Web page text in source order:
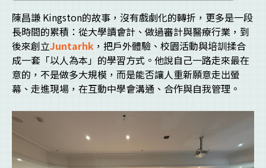
陳昌謙 Kingston的故事，沒有戲劇化的轉折，更多是一段
長時間的累積：從大學讀會計、做過審計與醫療行業，到
後來創立Juntarhk ，把戶外體驗、校園活動與培訓揉合
成一套「以人為本」的學習方式。他說自己一路走來最在
意的，不是做多大規模，而是能否讓人重新願意走出螢
幕、走進現場，在互動中學會溝通、合作與自我管理。